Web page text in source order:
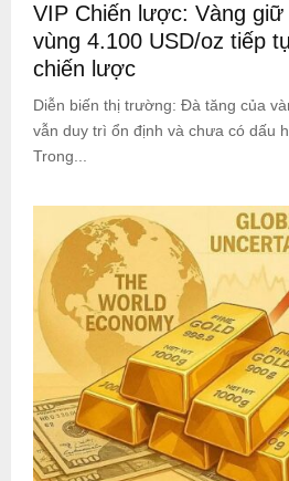
VIP Chiến lược: Vàng
vùng 4.100 USD/oz tiếp
chiến lược
Diễn biến thị trường: Đà tăng của
vẫn duy trì ổn định và chưa có dấu
Trong...